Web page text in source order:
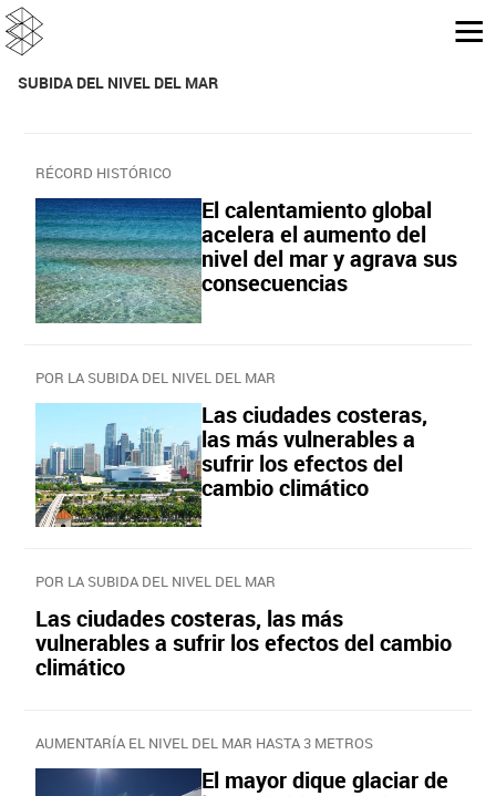
SUBIDA DEL NIVEL DEL MAR
RÉCORD HISTÓRICO
El calentamiento global
acelera el aumento del
nivel del mar y agrava sus
consecuencias
POR LA SUBIDA DEL NIVEL DEL MAR
Las ciudades costeras,
las más vulnerables a
sufrir los efectos del
cambio climático
POR LA SUBIDA DEL NIVEL DEL MAR
Las ciudades costeras, las más
vulnerables a sufrir los efectos del cambio
climático
AUMENTARÍA EL NIVEL DEL MAR HASTA 3 METROS
El mayor dique glaciar de